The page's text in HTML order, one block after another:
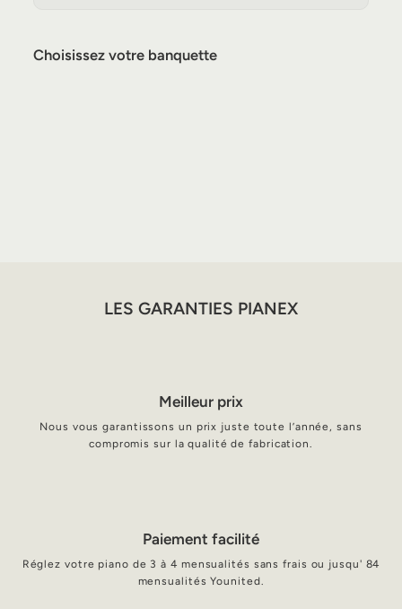
Choisissez votre banquette
LES GARANTIES PIANEX
Meilleur prix
Nous vous garantissons un prix juste toute l’année, sans
compromis sur la qualité de fabrication.
Paiement facilité
Réglez votre piano de 3 à 4 mensualités sans frais ou jusqu' 84
mensualités Younited.